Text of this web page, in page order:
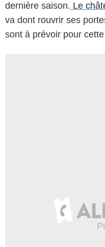
dernière saison. Le
va dont rouvrir ses
sont à prévoir pour